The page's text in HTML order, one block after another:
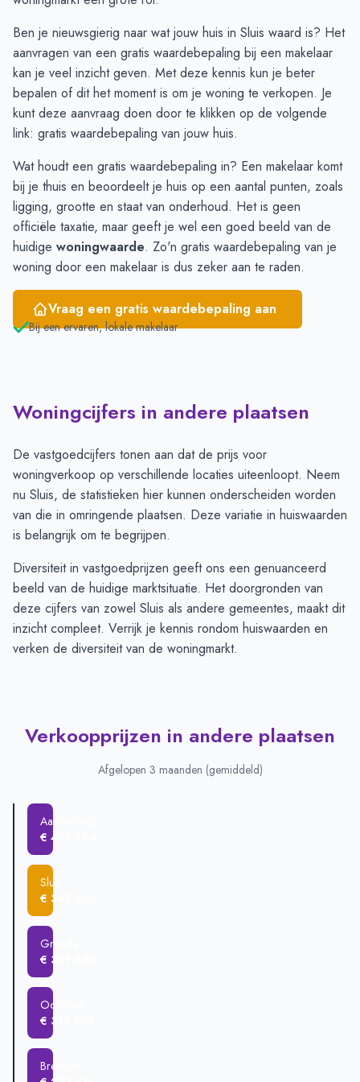
Januari
€ 730.136 € 295.625
Februari
€ 658.821 € 231.875
Maart
€ 643.468 € 259.375
April
€ 442.571 € 259.375
Mei
€ 429.466 € 333.750
Juni
€ 481.666 € 347.500
Ben je nieuwsgierig naar wat jouw huis in Sluis waard is? Het
aanvragen van een gratis waardebepaling bij een makelaar
kan je veel inzicht geven. Met deze kennis kun je beter
bepalen of dit het moment is om je woning te verkopen. Je
kunt deze aanvraag doen door te klikken op de volgende
link: gratis waardebepaling van jouw huis.
Wat houdt een gratis waardebepaling in? Een makelaar komt
bij je thuis en beoordeelt je huis op een aantal punten, zoals
ligging, grootte en staat van onderhoud. Het is geen
officiële taxatie, maar geeft je wel een goed beeld van de
huidige woningwaarde. Zo'n gratis waardebepaling van je
woning door een makelaar is dus zeker aan te raden.
Vraag een gratis waardebepaling aan
Bij een ervaren, lokale makelaar
Woningcijfers in andere plaatsen
De vastgoedcijfers tonen aan dat de prijs voor
woningverkoop op verschillende locaties uiteenloopt. Neem
nu Sluis, de statistieken hier kunnen onderscheiden worden
van die in omringende plaatsen. Deze variatie in huiswaarden
is belangrijk om te begrijpen.
Diversiteit in vastgoedprijzen geeft ons een genuanceerd
beeld van de huidige marktsituatie. Het doorgronden van
deze cijfers van zowel Sluis als andere gemeentes, maakt dit
inzicht compleet. Verrijk je kennis rondom huiswaarden en
verken de diversiteit van de woningmarkt.
Verkoopprijzen in andere plaatsen
Afgelopen 3 maanden (gemiddeld)
Aardenburg
€ 477.666
Sluis
€ 347.500
Groede
€ 327.630
Oostburg
€ 312.550
Breskens